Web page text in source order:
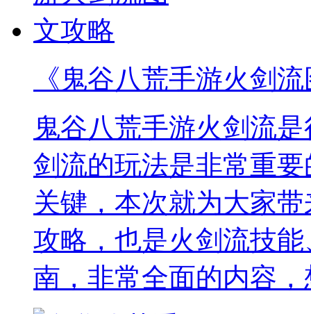
《鬼谷八荒手游火剑
鬼谷八荒手游火剑流
剑流的玩法是非常重
关键，本次就为大家
攻略，也是火剑流技
南，非常全面的内容